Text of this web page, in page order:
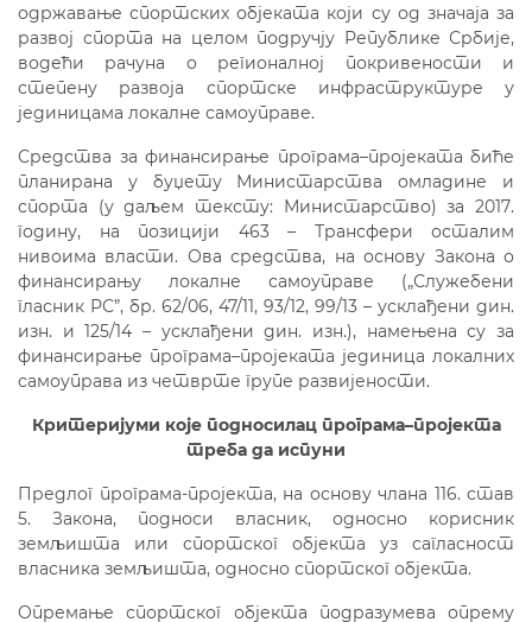
одржавање спортских објеката који су од значаја за
развој спорта на целом подручју Републике Србије,
водећи рачуна о регионалној покривености и
степену развоја спортске инфраструктуре у
јединицама локалне самоуправе.
Средства за финансирање програма–пројеката биће
планирана у буџету Министарства омладине и
спорта (у даљем тексту: Министарство) за 2017.
годину, на позицији 463 – Трансфери осталим
нивоима власти. Ова средства, на основу Закона о
финансирању локалне самоуправе („Служебени
гласник РС”, бр. 62/06, 47/11, 93/12, 99/13 – усклађени дин.
изн. и 125/14 – усклађени дин. изн.), намењена су за
финансирање програма–пројеката јединица локалних
самоуправа из четврте групе развијености.
Критеријуми које подносилац програма–пројекта
треба да испуни
Предлог програма-пројекта, на основу члана 116. став
5. Закона, подноси власник, односно корисник
земљишта или спортског објекта уз сагласност
власника земљишта, односно спортског објекта.
Опремање спортског објекта подразумева опрему